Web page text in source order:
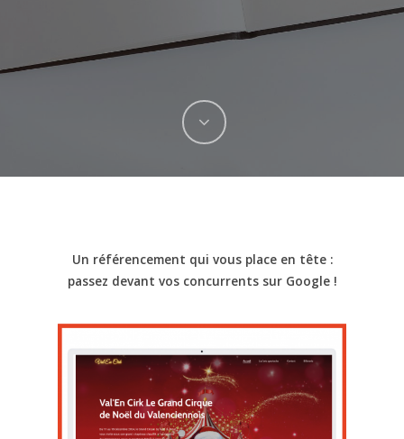
Un référencement qui vous place en tête :
passez devant vos concurrents sur Google !